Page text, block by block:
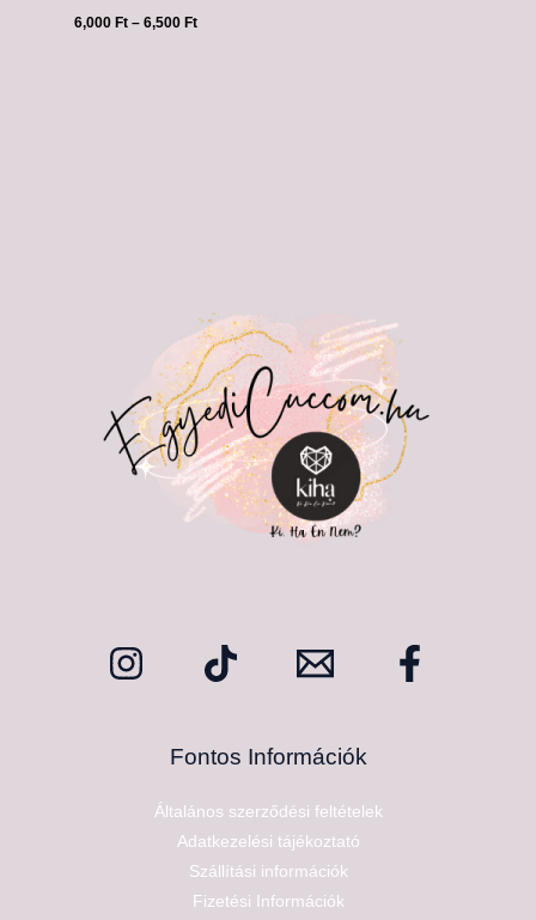
6,000 Ft – 6,500 Ft
Fontos Információk
Általános szerződési feltételek
Adatkezelési tájékoztató
Szállítási információk
Fizetési Információk